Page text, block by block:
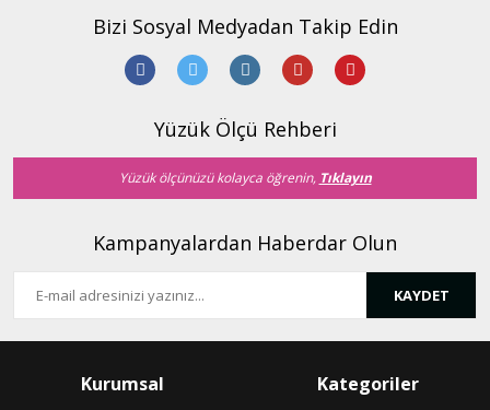
Bizi Sosyal Medyadan Takip Edin
Yüzük Ölçü Rehberi
Yüzük ölçünüzü kolayca öğrenin, Tıklayın
Kampanyalardan Haberdar Olun
KAYDET
Kurumsal Kategoriler